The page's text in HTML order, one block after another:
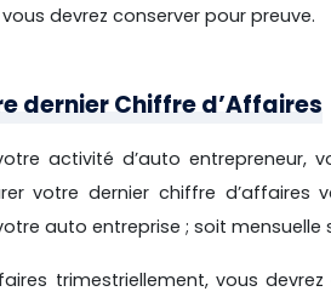
devrez conserver pour preuve.
dernier Chiffre d’Affaires
activité d’auto entrepreneur,
votre dernier chiffre d’affaires
auto entreprise ; soit mensuelle
trimestriellement, vous